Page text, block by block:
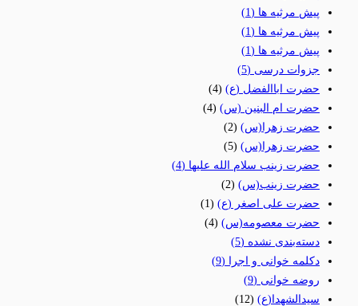
پیش مرثیه ها (1)
پیش مرثیه ها (1)
پیش مرثیه ها (1)
جزوات درسی (5)
حضرت اباالفضل (ع) (4)
حضرت ام البنین (س) (4)
حضرت زهرا(س) (2)
حضرت زهرا(س) (5)
حضرت زینب سلام الله علیها (4)
حضرت زینب(س) (2)
حضرت علی اصغر (ع) (1)
حضرت معصومه(س) (4)
دسته‌بندی نشده (5)
دکلمه خوانی و اجرا (9)
روضه خوانی (9)
سیدالشهدا(ع) (12)